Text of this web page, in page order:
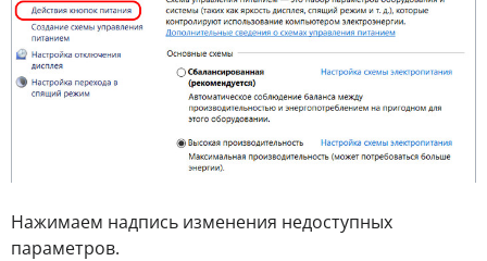
Нажимаем надпись изменения недоступных
параметров.